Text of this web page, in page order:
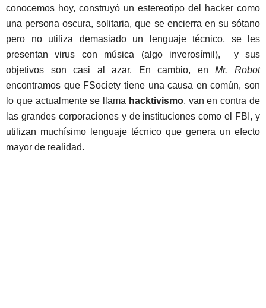
conocemos hoy, construyó un estereotipo del hacker como
una persona oscura, solitaria, que se encierra en su sótano
pero no utiliza demasiado un lenguaje técnico, se les
presentan virus con música (algo inverosímil), y sus
objetivos son casi al azar. En cambio, enMr. Robot
encontramos que FSociety tiene una causa en común, son
lo que actualmente se llama hacktivismo, van en contra de
las grandes corporaciones y de instituciones como el FBI, y
utilizan muchísimo lenguaje técnico que genera un efecto
mayor de realidad.